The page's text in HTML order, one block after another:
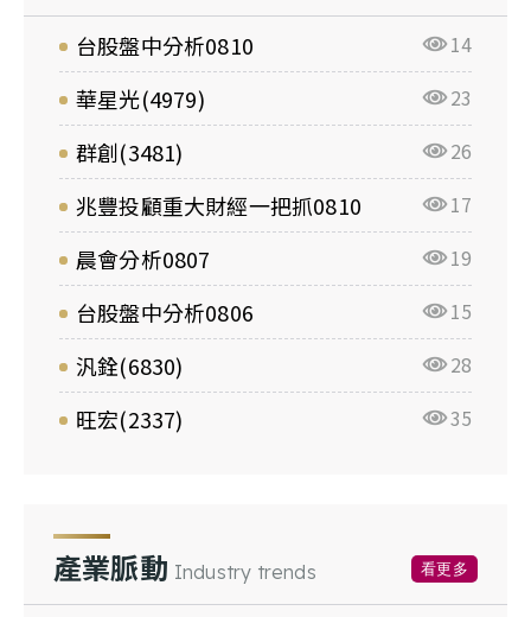
台股盤中分析0810 14
華星光(4979) 23
群創(3481) 26
兆豐投顧重大財經一把抓0810 17
晨會分析0807 19
台股盤中分析0806 15
汎銓(6830) 28
旺宏(2337) 35
產業脈動 Industry trends 看更多